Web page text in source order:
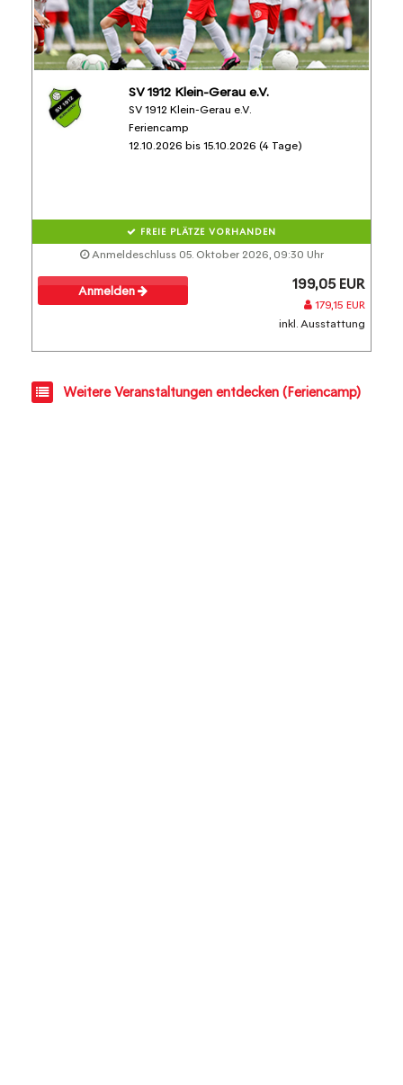
SV 1912 Klein-Gerau e.V.
SV 1912 Klein-Gerau e.V.
Feriencamp
12.10.2026 bis 15.10.2026 (4 Tage)
FREIE PLÄTZE VORHANDEN
Anmeldeschluss 05. Oktober 2026, 09:30 Uhr
Anmelden 199,05 EUR
179,15 EUR
inkl. Ausstattung
Weitere Veranstaltungen entdecken (Feriencamp)